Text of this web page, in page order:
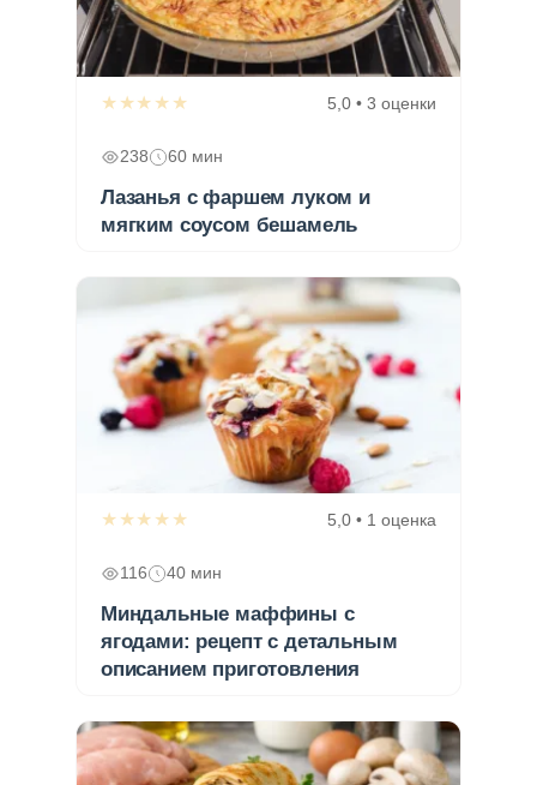
★★★★★ 5,0 • 3 оценки
238 60 мин
Лазанья с фаршем луком и
мягким соусом бешамель
★★★★★ 5,0 • 1 оценка
116 40 мин
Миндальные маффины с
ягодами: рецепт с детальным
описанием приготовления